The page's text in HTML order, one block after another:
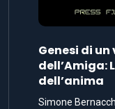
Genesi di
dell’Amiga:
dell’anima
Simone